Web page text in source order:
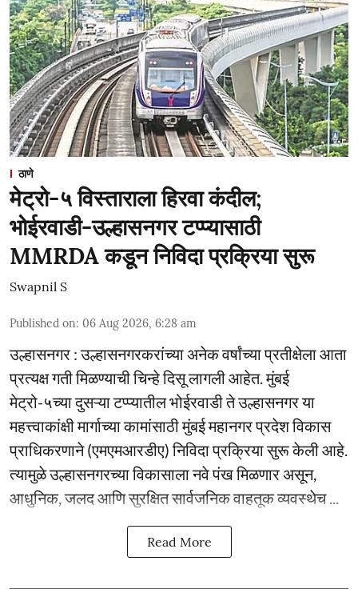
ठाणे
मेट्रो-५ विस्ताराला हिरवा कंदील;
भोईरवाडी-उल्हासनगर टप्प्यासाठी
MMRDA कडून निविदा प्रक्रिया सुरू
Swapnil S
Published on: 06 Aug 2026, 6:28 am
उल्हासनगर : उल्हासनगरकरांच्या अनेक वर्षांच्या प्रतीक्षेला आता
प्रत्यक्ष गती मिळण्याची चिन्हे दिसू लागली आहेत. मुंबई
मेट्रो-५च्या दुसऱ्या टप्प्यातील भोईरवाडी ते उल्हासनगर या
महत्त्वाकांक्षी मार्गाच्या कामांसाठी मुंबई महानगर प्रदेश विकास
प्राधिकरणाने (एमएमआरडीए) निविदा प्रक्रिया सुरू केली आहे.
त्यामुळे उल्हासनगरच्या विकासाला नवे पंख मिळणार असून,
आधुनिक, जलद आणि सुरक्षित सार्वजनिक वाहतूक व्यवस्थेच ...
Read More